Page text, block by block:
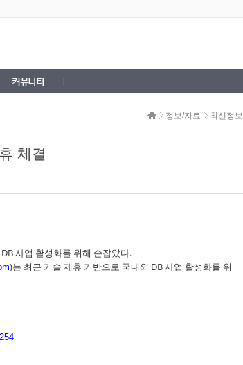
커뮤니티
정보/자료 최신정보
체결
사업 활성화를 위해 손잡았다.
)는 최근 기술 제휴 기반으로 국내외 DB 사업 활성화를 위